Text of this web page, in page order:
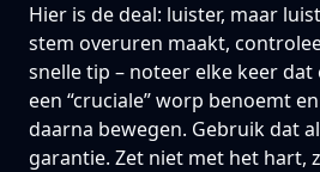
Hier is de deal: luister, maar
stem overuren maakt,
snelle tip – noteer elke keer
een “cruciale” worp benoemt
daarna bewegen. Gebruik dat
garantie. Zet niet met het hart,